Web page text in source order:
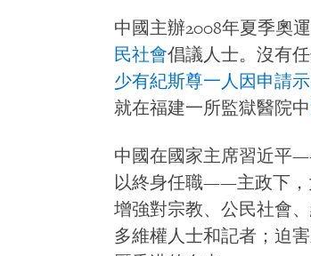
中國主辦2008年夏季奧
民社會倡議人士。沒有
少有紀斯尊一人因申請
就在福建一所監獄醫院中
中國在國家主席習近平
以終身任職——主政下，
增強對宗教、公民社會、
多維權人士和記者；迫